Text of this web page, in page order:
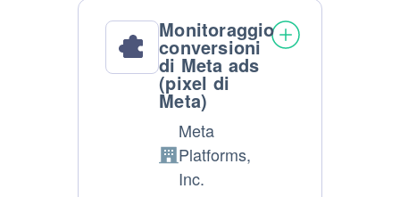
Monitoraggio
conversioni
di Meta ads
(pixel di
Meta)
Azienda:
Meta
Platforms,
Inc.